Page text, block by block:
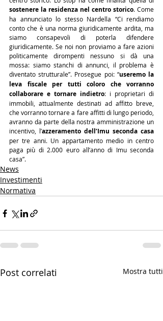
sostenere la residenza nel centro storico. Come
ha annunciato lo stesso Nardella “Ci rendiamo
conto che è una norma giuridicamente ardita, ma
siamo consapevoli di poterla difendere
giuridicamente. Se noi non proviamo a fare azioni
politicamente dirompenti nessuno si dà una
mossa: siamo stanchi di annunci, il problema è
diventato strutturale”. Prosegue poi: “useremo la
leva fiscale per tutti coloro che vorranno
collaborare e tornare indietro: i proprietari di
immobili, attualmente destinati ad affitto breve,
che vorranno tornare a fare affitti di lungo periodo,
avranno da parte della nostra amministrazione un
incentivo, l’azzeramento dell’Imu seconda casa
per tre anni. Un appartamento medio in centro
paga più di 2.000 euro all’anno di Imu seconda
casa”.
News
Investimenti
Normativa
Post correlati Mostra tutti